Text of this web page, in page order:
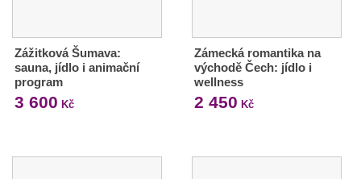
Zážitková Šumava:
sauna, jídlo i animační
program
3 600 Kč
Zámecká romantika na
východě Čech: jídlo i
wellness
2 450 Kč